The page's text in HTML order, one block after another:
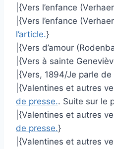
|{Vers l’enfance
|{Vers l’enfance
l’article.}
|{Vers d’amour
|{Vers à sainte
|{Vers, 1894/Je parle de
|{Valentines et autres
de presse.. Suite sur le
|{Valentines et autres
de presse.}
|{Valentines et autres